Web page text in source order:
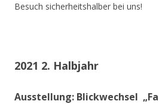
Besuch sicherheitshalber bei uns!
2021 2. Halbjahr
Ausstellung: Blickwechsel